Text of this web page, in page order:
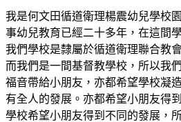
我是何文田循道衛理楊震幼兒學校
事幼兒教育已經二十多年，在這間
我們學校是隸屬於循道衛理聯合教
而我們是一間基督教學校，所以我
福音帶給小朋友，亦都希望學校凝
有全人的發展。亦都希望小朋友得
學校希望小朋友得到不同的發展，